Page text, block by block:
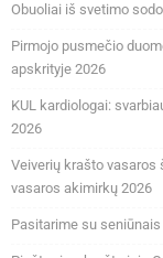
Obuoliai iš svetimo
Pirmojo pusmečio
apskrityje 2026
KUL kardiologai:
2026
Veiverių krašto vasaros
vasaros akimirkų 2026
Pasitarime su